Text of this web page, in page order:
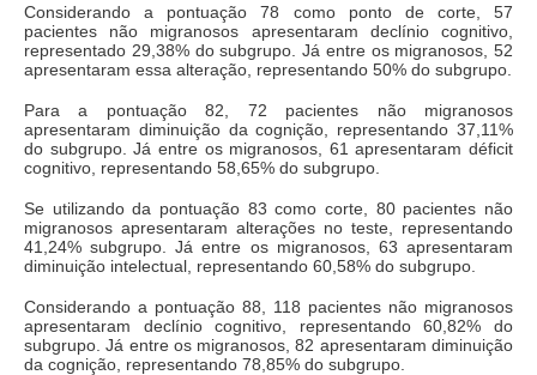
Considerando a pontuação 78 como ponto de corte, 57
pacientes não migranosos apresentaram declínio cognitivo,
representado 29,38% do subgrupo. Já entre os migranosos, 52
apresentaram essa alteração, representando 50% do subgrupo.
Para a pontuação 82, 72 pacientes não migranosos
apresentaram diminuição da cognição, representando 37,11%
do subgrupo. Já entre os migranosos, 61 apresentaram déficit
cognitivo, representando 58,65% do subgrupo.
Se utilizando da pontuação 83 como corte, 80 pacientes não
migranosos apresentaram alterações no teste, representando
41,24% subgrupo. Já entre os migranosos, 63 apresentaram
diminuição intelectual, representando 60,58% do subgrupo.
Considerando a pontuação 88, 118 pacientes não migranosos
apresentaram declínio cognitivo, representando 60,82% do
subgrupo. Já entre os migranosos, 82 apresentaram diminuição
da cognição, representando 78,85% do subgrupo.